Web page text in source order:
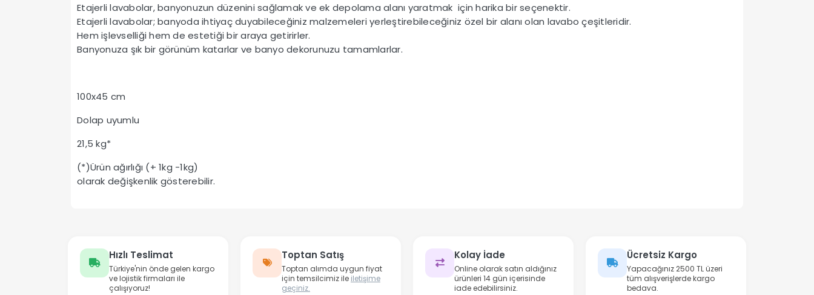
Etajerli lavabolar, banyonuzun düzenini sağlamak ve ek depolama alanı yaratmak için harika bir seçenektir.
Etajerli lavabolar; banyoda ihtiyaç duyabileceğiniz malzemeleri yerleştirebileceğiniz özel bir alanı olan lavabo çeşitleridir.
Hem işlevselliği hem de estetiği bir araya getirirler.
Banyonuza şık bir görünüm katarlar ve banyo dekorunuzu tamamlarlar.
100x45 cm
Dolap uyumlu
21,5 kg*
(*)Ürün ağırlığı (+ 1kg -1kg)
olarak değişkenlik gösterebilir.
Hızlı Teslimat
Türkiye'nin önde gelen kargo
ve lojistik firmaları ile
çalışıyoruz!
Toptan Satış
Toptan alımda uygun fiyat
için temsilcimiz ile iletişime
geçiniz.
Kolay İade
Online olarak satın aldığınız
ürünleri 14 gün içerisinde
iade edebilirsiniz.
Ücretsiz Kargo
Yapacağınız 2500 TL üzeri
tüm alışverişlerde kargo
bedava.